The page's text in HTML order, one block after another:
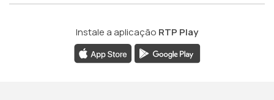
Instale a aplicação RTP Play